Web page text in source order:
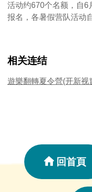
活动约670个名额，自6
报名，各暑假营队活动
相关连结
遊樂翻轉夏令營(开新视
回首頁